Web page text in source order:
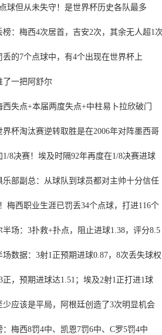
球但从未失守！是世界杯历史各队最多
：梅西4次居首，吉安2次，其余无人超1次
的7个点球中，有4个出现在世界杯上
一把阿舒尔
失点+本届两度失点+中柱易卜拉欣破门
杯淘汰赛逆转取胜是在2006年对阵墨西哥
1/8决赛！埃及时隔92年再度在1/8决赛进球
部副总：从球队到球员都对主帅十分信任
梅西职业生涯已罚丢34个点球，打进116个
场：3扑救+扑点，阻止进球1.38，评分8.5
数据：3射1正预期进球0.87，8次丢失球权
，预期进球达1.51；埃及2射1正打进1球
应该是平局，阿根廷创造了3次明显机会
梅西8罚4中、凯恩7罚6中、C罗5罚4中